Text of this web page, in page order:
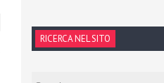
RICERCA NEL SITO